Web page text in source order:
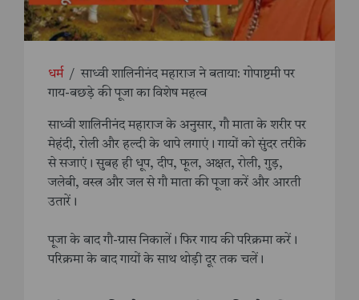
धर्म / साध्वी शालिनीनंद महाराज ने बताया: गोपाष्टमी पर
गाय-बछड़े की पूजा का विशेष महत्व
साध्वी शालिनीनंद महाराज के अनुसार, गौ माता के शरीर पर
मेहंदी, रोली और हल्दी के थापे लगाएं। गायों को सुंदर तरीके
से सजाएं। सुबह ही धूप, दीप, फूल, अक्षत, रोली, गुड़,
जलेबी, वस्त्र और जल से गौ माता की पूजा करें और आरती
उतारें।
पूजा के बाद गौ-ग्रास निकालें। फिर गाय की परिक्रमा करें।
परिक्रमा के बाद गायों के साथ थोड़ी दूर तक चलें।